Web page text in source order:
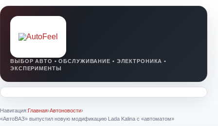
Навигация:Главная›Автоновости›
«АвтоВАЗ» выпустил новую модификацию Lada Kalina с «автоматом»